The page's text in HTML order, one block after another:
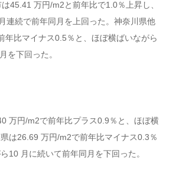
45.41 万円/m2と前年比で1.0％上昇し、
連続で前年同月を上回った。神奈川県他
年比マイナス0.5％と、ほぼ横ばいながら
を下回った。
万円/m2で前年比プラス0.9％と、ほぼ横
は26.69 万円/m2で前年比マイナス0.3％
10 月に続いて前年同月を下回った。